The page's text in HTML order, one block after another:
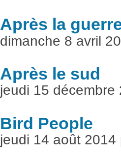
Après la
dimanche 8 avril
Après le sud
jeudi 15 décembre
Bird People
jeudi 14 août 2014